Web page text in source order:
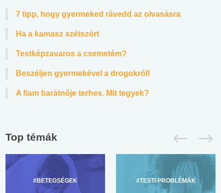
7 tipp, hogy gyermeked rávedd az olvasásra
Ha a kamasz szétszórt
Testképzavaros a csemetém?
Beszéljen gyermekével a drogokról!
A fiam barátnője terhes. Mit tegyek?
Top témák
#BETEGSÉGEK #TESTI PROBLÉMÁK